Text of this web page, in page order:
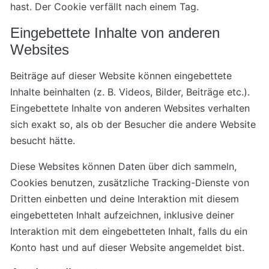
hast. Der Cookie verfällt nach einem Tag.
Eingebettete Inhalte von anderen
Websites
Beiträge auf dieser Website können eingebettete
Inhalte beinhalten (z. B. Videos, Bilder, Beiträge etc.).
Eingebettete Inhalte von anderen Websites verhalten
sich exakt so, als ob der Besucher die andere Website
besucht hätte.
Diese Websites können Daten über dich sammeln,
Cookies benutzen, zusätzliche Tracking-Dienste von
Dritten einbetten und deine Interaktion mit diesem
eingebetteten Inhalt aufzeichnen, inklusive deiner
Interaktion mit dem eingebetteten Inhalt, falls du ein
Konto hast und auf dieser Website angemeldet bist.